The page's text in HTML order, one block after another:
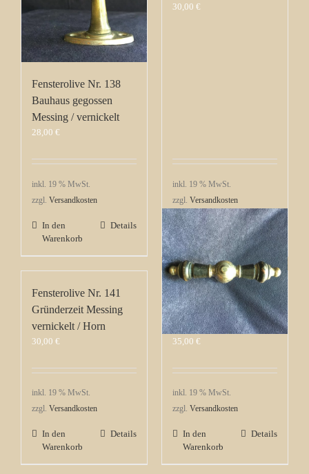
Fensterolive Nr. 138
Bauhaus gegossen
Messing / vernickelt
28,00 €
inkl. 19 % MwSt.
zzgl. Versandkosten
In den
Warenkorb
Details
30,00 €
inkl. 19 % MwSt.
zzgl. Versandkosten
In den
Warenkorb
Details
Fensterolive Nr. 141
Gründerzeit Messing
vernickelt / Horn
30,00 €
inkl. 19 % MwSt.
zzgl. Versandkosten
In den
Warenkorb
Details
Fensterolive Nr. 143
Gründerzeit Messing
vernickelt / Horn
35,00 €
inkl. 19 % MwSt.
zzgl. Versandkosten
In den
Warenkorb
Details